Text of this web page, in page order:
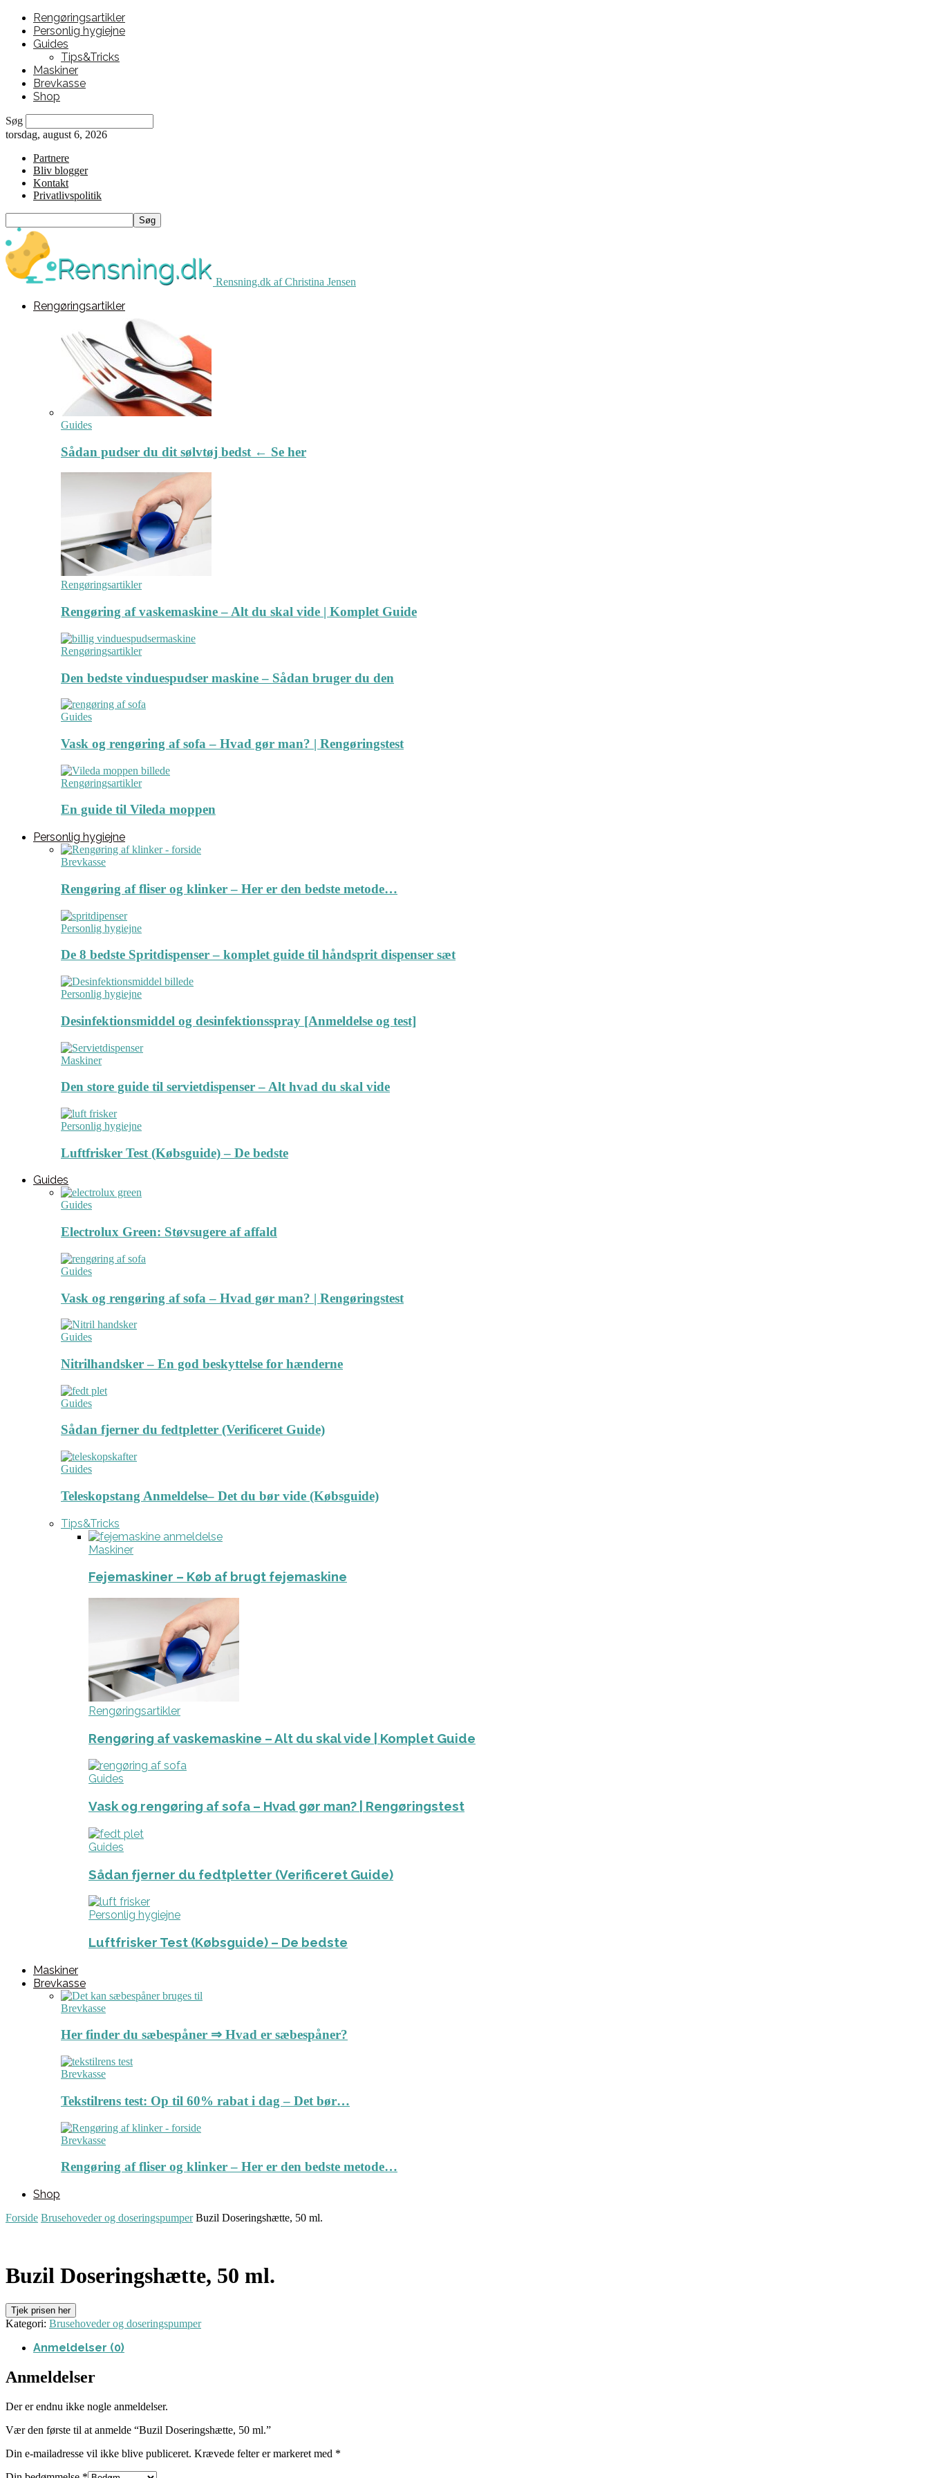
Rengøringsartikler
Personlig hygiejne
Guides
Tips&Tricks
Maskiner
Brevkasse
Shop
Søg
torsdag, august 6, 2026
Partnere
Bliv blogger
Kontakt
Privatlivspolitik
Rensning.dk af Christina Jensen
Rengøringsartikler
Guides
Sådan pudser du dit sølvtøj bedst ← Se her
Rengøringsartikler
Rengøring af vaskemaskine – Alt du skal vide | Komplet Guide
Rengøringsartikler
Den bedste vinduespudser maskine – Sådan bruger du den
Guides
Vask og rengøring af sofa – Hvad gør man? | Rengøringstest
Rengøringsartikler
En guide til Vileda moppen
Personlig hygiejne
Brevkasse
Rengøring af fliser og klinker – Her er den bedste metode…
Personlig hygiejne
De 8 bedste Spritdispenser – komplet guide til håndsprit dispenser sæt
Personlig hygiejne
Desinfektionsmiddel og desinfektionsspray [Anmeldelse og test]
Maskiner
Den store guide til servietdispenser – Alt hvad du skal vide
Personlig hygiejne
Luftfrisker Test (Købsguide) – De bedste
Guides
Guides
Electrolux Green: Støvsugere af affald
Guides
Vask og rengøring af sofa – Hvad gør man? | Rengøringstest
Guides
Nitrilhandsker – En god beskyttelse for hænderne
Guides
Sådan fjerner du fedtpletter (Verificeret Guide)
Guides
Teleskopstang Anmeldelse– Det du bør vide (Købsguide)
Tips&Tricks
Maskiner
Fejemaskiner – Køb af brugt fejemaskine
Rengøringsartikler
Rengøring af vaskemaskine – Alt du skal vide | Komplet Guide
Guides
Vask og rengøring af sofa – Hvad gør man? | Rengøringstest
Guides
Sådan fjerner du fedtpletter (Verificeret Guide)
Personlig hygiejne
Luftfrisker Test (Købsguide) – De bedste
Maskiner
Brevkasse
Brevkasse
Her finder du sæbespåner ⇒ Hvad er sæbespåner?
Brevkasse
Tekstilrens test: Op til 60% rabat i dag – Det bør…
Brevkasse
Rengøring af fliser og klinker – Her er den bedste metode…
Shop
Forside Brusehoveder og doseringspumper Buzil Doseringshætte, 50 ml.
Buzil Doseringshætte, 50 ml.
Tjek prisen her
Kategori: Brusehoveder og doseringspumper
Anmeldelser (0)
Anmeldelser
Der er endnu ikke nogle anmeldelser.
Vær den første til at anmelde “Buzil Doseringshætte, 50 ml.”
Din e-mailadresse vil ikke blive publiceret. Krævede felter er markeret med *